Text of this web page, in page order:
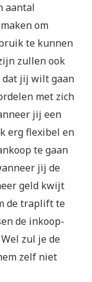
aantal
om
te kunnen
zullen ook
jij wilt gaan
met zich
jij een
erg flexibel en
te gaan
jij de
geld kwijt
de traplift te
de inkoop-
zul je de
zelf niet